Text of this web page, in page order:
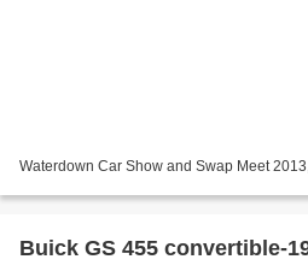
Waterdown Car Show and Swap Meet
Buick GS 455 convertible-